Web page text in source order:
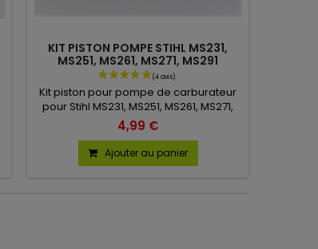
KIT PISTON POMPE STIHL MS231,
MS251, MS261, MS271, MS291
Kit piston pour pompe de carburateur
pour Stihl MS231, MS251, MS261, MS271,
MS291. Pour carburateur C1Q : S246B,
S247B, S295B, S296B.
4,99 €
Ajouter au panier